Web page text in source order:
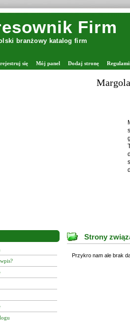
Firm
branżowy katalog firm
się Mój panel Dodaj stronę
Margolana
Strony
Przykro nam ale brak